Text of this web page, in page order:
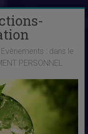
: dans le
PERSONNEL